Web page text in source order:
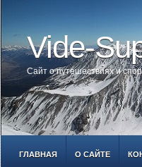
Vide-
Сайт о путешествиях и
ГЛАВНАЯ О САЙТЕ